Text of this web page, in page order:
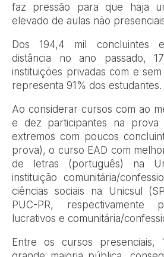
faz pressão para que haja
elevado de aulas não
Dos 194,4 mil concluintes
distância no ano passado,
instituições privadas com e
representa 91% dos estudantes.
Ao considerar cursos com ao
e dez participantes na prova
extremos com poucos
prova), o curso EAD com
de letras (português) na
instituição comunitária/
ciências sociais na Unicsul
PUC-PR, respectivamente
lucrativos e comunitária/
Entre os cursos presenciais,